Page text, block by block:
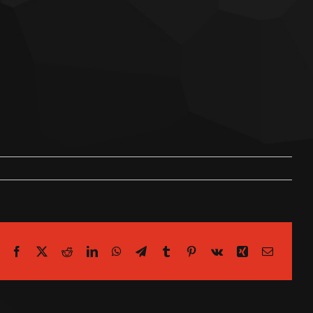
Facebook
X RedditLinkedInWhatsApp
TelegramTumblrPinterest
Vk Xing Email